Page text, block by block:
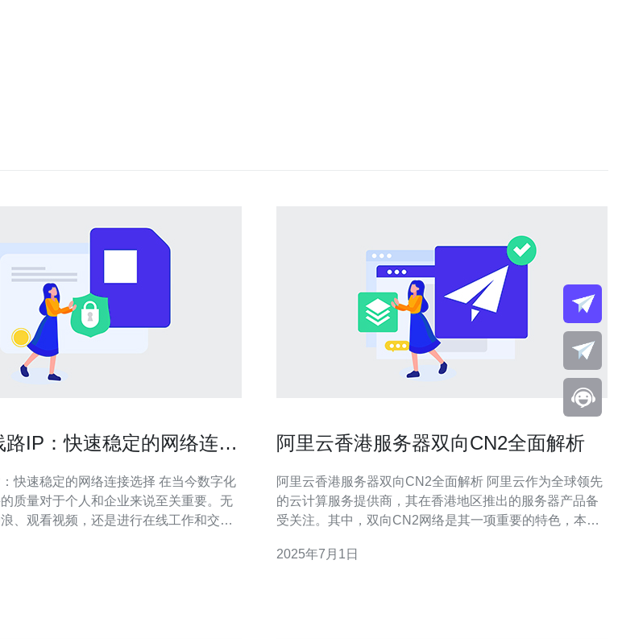
路IP：快速稳定的网络连接
稳定的网络连接选择 在当今数字化
质量对于个人和企业来说至关重要。无
、观看视频，还是进行在线工作和交
线路IP是指通过中国
阿里云香港服务器双向CN2全面解析
阿里云香港服务器双向CN2全面解析 阿里云作为全球领先
的云计算服务提供商，其在香港地区推出的服务器产品备
受关注。其中，双向CN2网络是其一项重要的特色，本文
网络是阿里云在香港地区提供的网络服务，采用优质的
2025年7月1日